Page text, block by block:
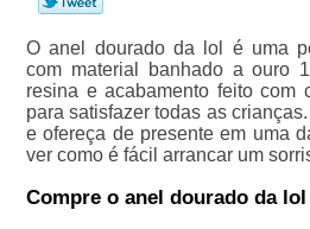
O anel dourado da lol é uma
com material banhado a ouro
resina e acabamento feito com
para satisfazer todas as
e ofereça de presente em uma
ver como é fácil arrancar um
Compre o anel dourado da